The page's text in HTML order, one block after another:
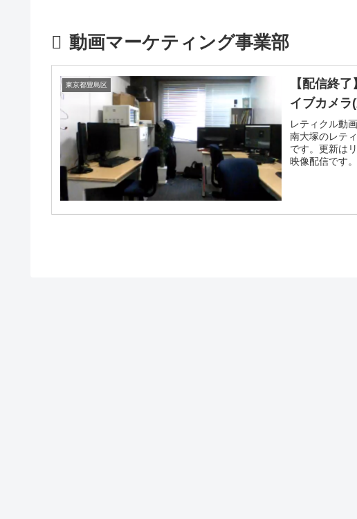
動画マーケティング事業部
東京都豊島区
【配信終
イブカメラ
レティクル動
南大塚のレテ
です。更新は
映像配信です